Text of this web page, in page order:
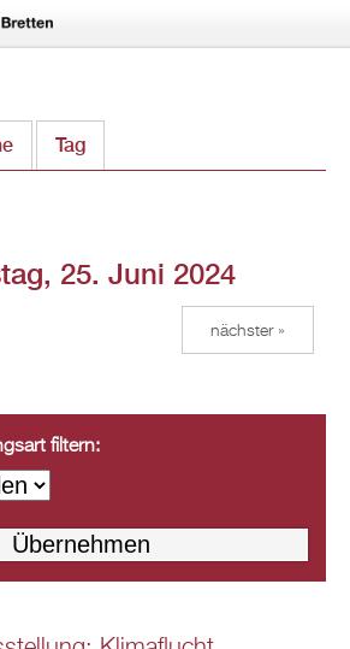
Tag
25. Juni 2024
nächster »
filtern: